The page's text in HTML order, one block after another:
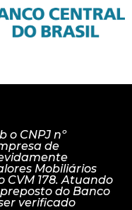
o CNPJ nº
de
Mobiliários
CVM 178. Atuando
do Banco
verificado